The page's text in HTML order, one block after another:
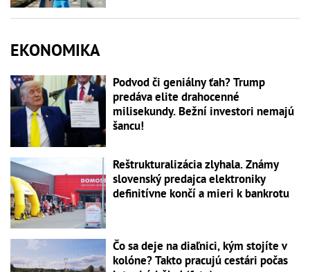
EKONOMIKA
Podvod či geniálny ťah? Trump
predáva elite drahocenné
milisekundy. Bežní investori nemajú
šancu!
Reštrukturalizácia zlyhala. Známy
slovenský predajca elektroniky
definitívne končí a mieri k bankrotu
Čo sa deje na diaľnici, kým stojíte v
kolóne? Takto pracujú cestári počas